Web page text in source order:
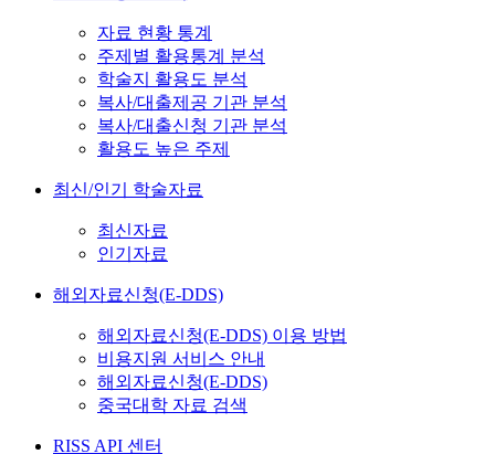
자료 현황 통계
주제별 활용통계 분석
학술지 활용도 분석
복사/대출제공 기관 분석
복사/대출신청 기관 분석
활용도 높은 주제
최신/인기 학술자료
최신자료
인기자료
해외자료신청(E-DDS)
해외자료신청(E-DDS) 이용 방법
비용지원 서비스 안내
해외자료신청(E-DDS)
중국대학 자료 검색
RISS API 센터